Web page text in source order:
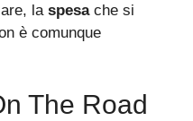
laspesache si
è comunque
The Road